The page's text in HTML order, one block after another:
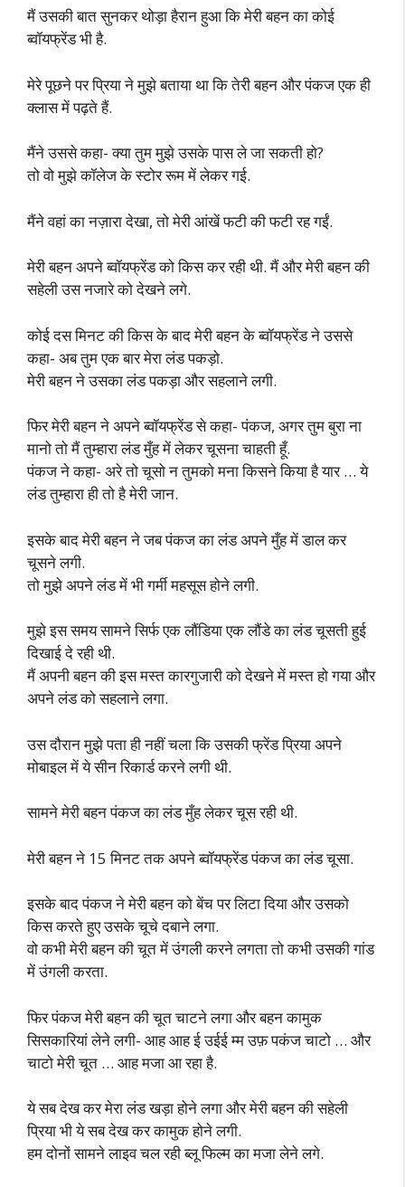
मैं उसकी बात सुनकर थोड़ा हैरान हुआ कि मेरी बहन का कोई
ब्वॉयफ्रेंड भी है.
मेरे पूछने पर प्रिया ने मुझे बताया था कि तेरी बहन और पंकज एक ही
क्लास में पढ़ते हैं.
मैंने उससे कहा- क्या तुम मुझे उसके पास ले जा सकती हो?
तो वो मुझे कॉलेज के स्टोर रूम में लेकर गई.
मैंने वहां का नज़ारा देखा, तो मेरी आंखें फटी की फटी रह गईं.
मेरी बहन अपने ब्वॉयफ्रेंड को किस कर रही थी. मैं और मेरी बहन की
सहेली उस नजारे को देखने लगे.
कोई दस मिनट की किस के बाद मेरी बहन के ब्वॉयफ्रेंड ने उससे
कहा- अब तुम एक बार मेरा लंड पकड़ो.
मेरी बहन ने उसका लंड पकड़ा और सहलाने लगी.
फिर मेरी बहन ने अपने ब्वॉयफ्रेंड से कहा- पंकज, अगर तुम बुरा ना
मानो तो मैं तुम्हारा लंड मुँह में लेकर चूसना चाहती हूँ.
पंकज ने कहा- अरे तो चूसो न तुमको मना किसने किया है यार … ये
लंड तुम्हारा ही तो है मेरी जान.
इसके बाद मेरी बहन ने जब पंकज का लंड अपने मुँह में डाल कर
चूसने लगी.
तो मुझे अपने लंड में भी गर्मी महसूस होने लगी.
मुझे इस समय सामने सिर्फ एक लौंडिया एक लौंडे का लंड चूसती हुई
दिखाई दे रही थी.
मैं अपनी बहन की इस मस्त कारगुजारी को देखने में मस्त हो गया और
अपने लंड को सहलाने लगा.
उस दौरान मुझे पता ही नहीं चला कि उसकी फ्रेंड प्रिया अपने
मोबाइल में ये सीन रिकार्ड करने लगी थी.
सामने मेरी बहन पंकज का लंड मुँह लेकर चूस रही थी.
मेरी बहन ने 15 मिनट तक अपने ब्वॉयफ्रेंड पंकज का लंड चूसा.
इसके बाद पंकज ने मेरी बहन को बेंच पर लिटा दिया और उसको
किस करते हुए उसके चूचे दबाने लगा.
वो कभी मेरी बहन की चूत में उंगली करने लगता तो कभी उसकी गांड
में उंगली करता.
फिर पंकज मेरी बहन की चूत चाटने लगा और बहन कामुक
सिसकारियां लेने लगी- आह आह ई उईई म्म उफ़ पकंज चाटो … और
चाटो मेरी चूत … आह मजा आ रहा है.
ये सब देख कर मेरा लंड खड़ा होने लगा और मेरी बहन की सहेली
प्रिया भी ये सब देख कर कामुक होने लगी.
हम दोनों सामने लाइव चल रही ब्लू फिल्म का मजा लेने लगे.